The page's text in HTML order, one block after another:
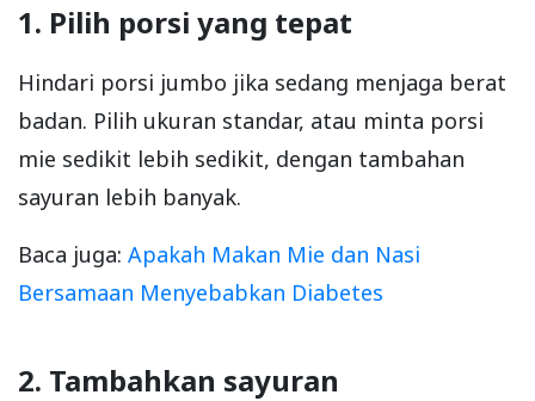
1. Pilih porsi yang tepat
Hindari porsi jumbo jika sedang menjaga berat
badan. Pilih ukuran standar, atau minta porsi
mie sedikit lebih sedikit, dengan tambahan
sayuran lebih banyak.
Baca juga: Apakah Makan Mie dan Nasi
Bersamaan Menyebabkan Diabetes
2. Tambahkan sayuran